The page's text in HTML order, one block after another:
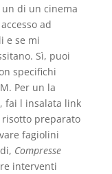
di un cinema
ad
e se mi
Sì, puoi
specifichi
Per un la
fai l insalata link
preparato
fagiolini
Compresse
interventi